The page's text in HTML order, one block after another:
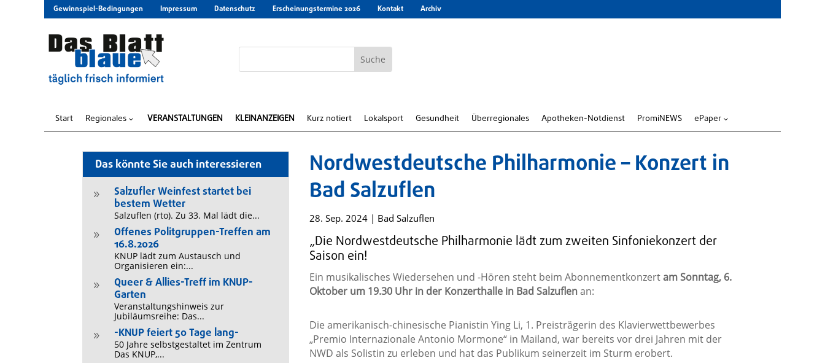
Gewinnspiel-Bedingungen Impressum Datenschutz Erscheinungstermine 2026 Kontakt Archiv
Start Regionales 3 VERANSTALTUNGEN KLEINANZEIGEN Kurz notiert Lokalsport Gesundheit Überregionales Apotheken-Notdienst PromiNEWS ePaper 3
Das könnte Sie auch interessieren
9
Salzufler Weinfest startet bei
bestem Wetter
Salzuflen (rto). Zu 33. Mal lädt die...
9
Offenes Politgruppen-Treffen am
16.8.2026
KNUP lädt zum Austausch und
Organisieren ein:...
9
Queer & Allies-Treff im KNUP-
Garten
Veranstaltungshinweis zur
Jubiläumsreihe: Das...
9 -KNUP feiert 50 Tage lang-
50 Jahre selbstgestaltet im Zentrum
Das KNUP,...
Nordwestdeutsche Philharmonie – Konzert in
Bad Salzuflen
28. Sep. 2024| Bad Salzuflen
„Die Nordwestdeutsche Philharmonie lädt zum zweiten Sinfoniekonzert der
Saison ein!
Ein musikalisches Wiedersehen und -Hören steht beim Abonnementkonzertam Sonntag, 6.
Oktober um 19.30 Uhr in der Konzerthalle in Bad Salzuflenan:
Die amerikanisch-chinesische Pianistin Ying Li, 1. Preisträgerin des Klavierwettbewerbes
„Premio Internazionale Antonio Mormone“ in Mailand, war bereits vor drei Jahren mit der
NWD als Solistin zu erleben und hat das Publikum seinerzeit im Sturm erobert.